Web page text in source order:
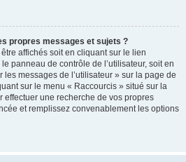
propres messages et sujets ?
affichés soit en cliquant sur le lien
panneau de contrôle de l’utilisateur, soit en
messages de l’utilisateur » sur la page de
sur le menu « Raccourcis » situé sur la
effectuer une recherche de vos propres
et remplissez convenablement les options